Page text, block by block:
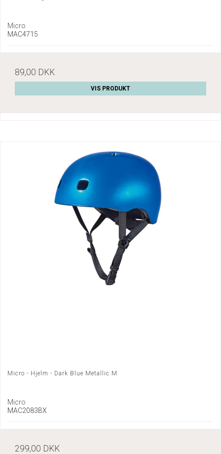
Micro
MAC4715
89,00 DKK
VIS PRODUKT
Micro - Hjelm - Dark Blue Metallic M
Micro
MAC2083BX
299,00 DKK